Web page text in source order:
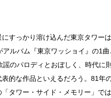
すっかり溶け込んだ東京タワー
ルバム『東京ワッショイ』の1
のパロディとおぼしく、時代に
的な作品といえるだろう。81年
タワー・サイド・メモリー」で